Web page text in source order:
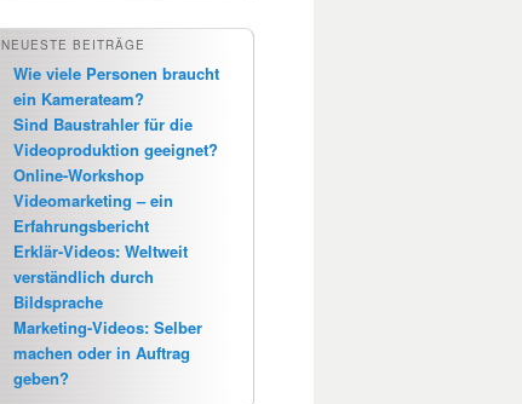
NEUESTE BEITRÄGE
Wie viele Personen braucht
ein Kamerateam?
Sind Baustrahler für die
Videoproduktion geeignet?
Online-Workshop
Videomarketing – ein
Erfahrungsbericht
Erklär-Videos: Weltweit
verständlich durch
Bildsprache
Marketing-Videos: Selber
machen oder in Auftrag
geben?